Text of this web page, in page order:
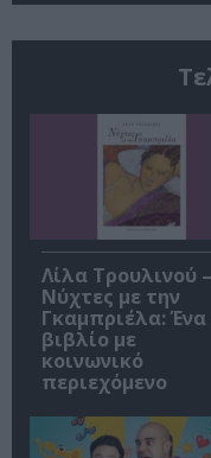
Λίλα Τρουλινού –
Νύχτες με την
Γκαμπριέλα: Ένα
βιβλίο με
κοινωνικό
περιεχόμενο